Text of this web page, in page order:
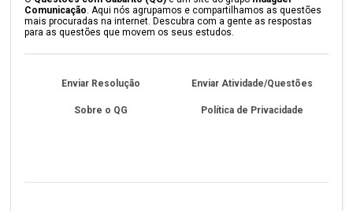
Comunicação . Aqui nós agrupamos e compartilhamos as questões
mais procuradas na internet. Descubra com a gente as respostas
para as questões que movem os seus estudos.
Enviar Resolução Enviar Atividade/Questões
Sobre o QG Política de Privacidade